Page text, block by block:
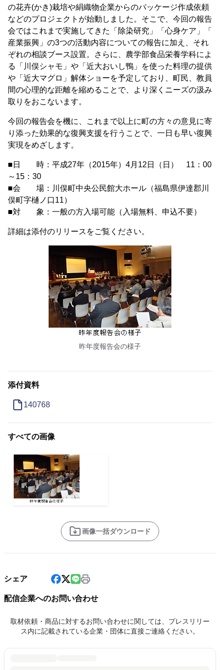
の花卉(かき)栽培や絹織物企業からのパッケージ作成依頼
などのプロジェクトが始動しました。そこで、今回の報告
会ではこれまで実施してきた「除染研究」「心身ケア」「
産業振興」の3つの活動内容についての報告に加え、それ
ぞれの相談ブース設置。さらに、農学部食品栄養学科によ
る「川俣シャモ」や「近大おいし鴨」を使った料理の提供
や「近大マグロ」解体ショーを予定しており、町民、教員
間の心理的な距離を縮めることで、より深くニーズの汲み
取りをおこないます。
今回の報告会を機に、これまで以上に町の方々の意見に寄
り添った効果的な復興支援を行うことで、一日も早い復興
実現をめざします。
■日 時：平成27年（2015年）4月12日（日） 11：00
～15：30
■会 場：川俣町中央公民館大ホール（福島県伊達郡川
俣町字樋ノ口11）
■対 象：一般の方入場可能（入場無料、申込不要）
詳細は添付のリリースをご覧ください。
昨年度報告会の様子
添付資料
140768
すべての画像
画像一括ダウンロード
シェア
配信企業へのお問い合わせ
取材依頼・商品に対するお問い合わせに関しては、プレスリリー
ス内に記載されている企業・団体に直接ご連絡ください。